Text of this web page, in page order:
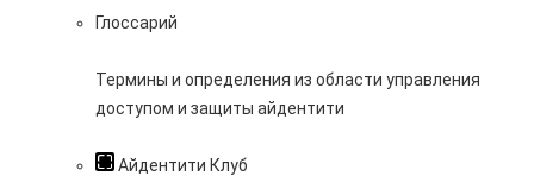
Глоссарий
Термины и определения из области управления
доступом и защиты айдентити
Айдентити Клуб